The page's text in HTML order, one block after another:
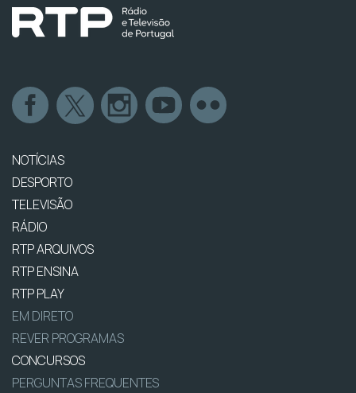
NOTÍCIAS
DESPORTO
TELEVISÃO
RÁDIO
RTP ARQUIVOS
RTP ENSINA
RTP PLAY
EM DIRETO
REVER PROGRAMAS
CONCURSOS
PERGUNTAS FREQUENTES